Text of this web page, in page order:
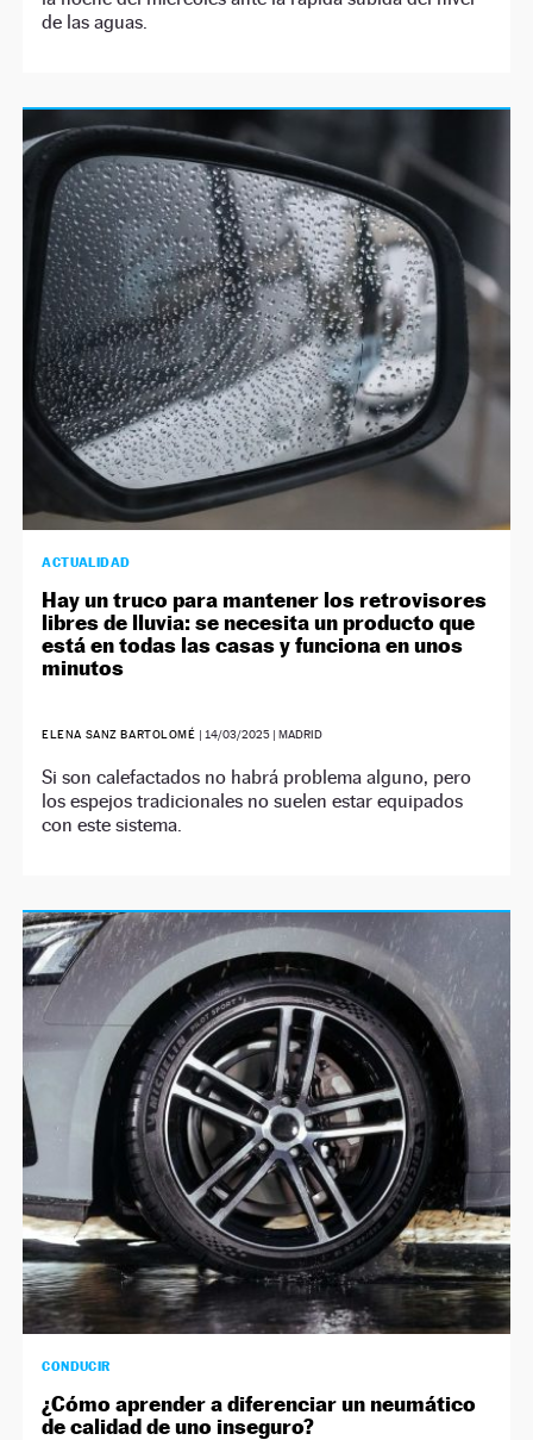
de las aguas.
ACTUALIDAD
Hay un truco para mantener los retrovisores
libres de lluvia: se necesita un producto que
está en todas las casas y funciona en unos
minutos
ELENA SANZ BARTOLOMÉ | 14/03/2025| MADRID
Si son calefactados no habrá problema alguno, pero
los espejos tradicionales no suelen estar equipados
con este sistema.
CONDUCIR
¿Cómo aprender a diferenciar un neumático
de calidad de uno inseguro?